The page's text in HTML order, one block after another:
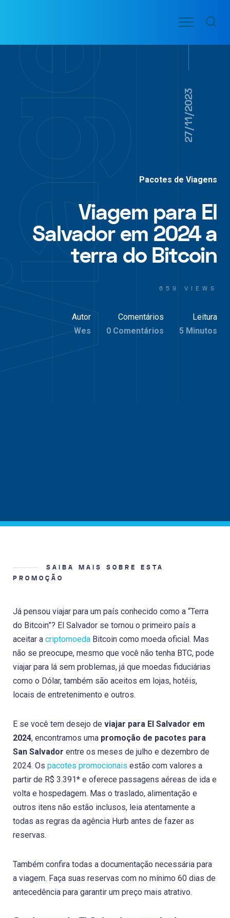
conteúdo
VOO
AÉREAS
Menu
27/11/2023
Pacotes de Viagens
Viagem para El
Salvador em 2024 a
terra do Bitcoin
659 VIEWS
Autor
Wes
Comentários
0 Comentários
Leitura
5 Minutos
SAIBA MAIS SOBRE ESTA
PROMOÇÃO
Já pensou viajar para um país conhecido como a “Terra
do Bitcoin”? El Salvador se tornou o primeiro país a
aceitar a criptomoeda Bitcoin como moeda oficial. Mas
não se preocupe, mesmo que você não tenha BTC, pode
viajar para lá sem problemas, já que moedas fiduciárias
como o Dólar, também são aceitos em lojas, hotéis,
locais de entretenimento e outros.
E se você tem desejo de viajar para El Salvador em
2024, encontramos uma promoção de pacotes para
San Salvador entre os meses de julho e dezembro de
2024. Os pacotes promocionais estão com valores a
partir de R$ 3.391* e oferece passagens aéreas de ida e
volta e hospedagem. Mas o traslado, alimentação e
outros itens não estão inclusos, leia atentamente a
todas as regras da agência Hurb antes de fazer as
reservas.
Também confira todas a documentação necessária para
a viagem. Faça suas reservas com no mínimo 60 dias de
antecedência para garantir um preço mais atrativo.